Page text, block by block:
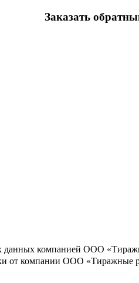
Заказать
данных компанией ООО
от компании ООО «Тиражные